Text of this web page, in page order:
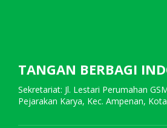
TANGAN BERBAGI
Sekretariat: Jl. Lestari Perumahan
Pejarakan Karya, Kec. Ampenan,